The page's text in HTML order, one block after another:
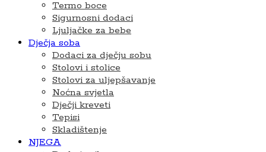
Termo boce
Sigurnosni dodaci
Ljuljačke za bebe
Dječja soba
Dodaci za dječju sobu
Stolovi i stolice
Stolovi za uljepšavanje
Noćna svjetla
Dječji kreveti
Tepisi
Skladištenje
NJEGA